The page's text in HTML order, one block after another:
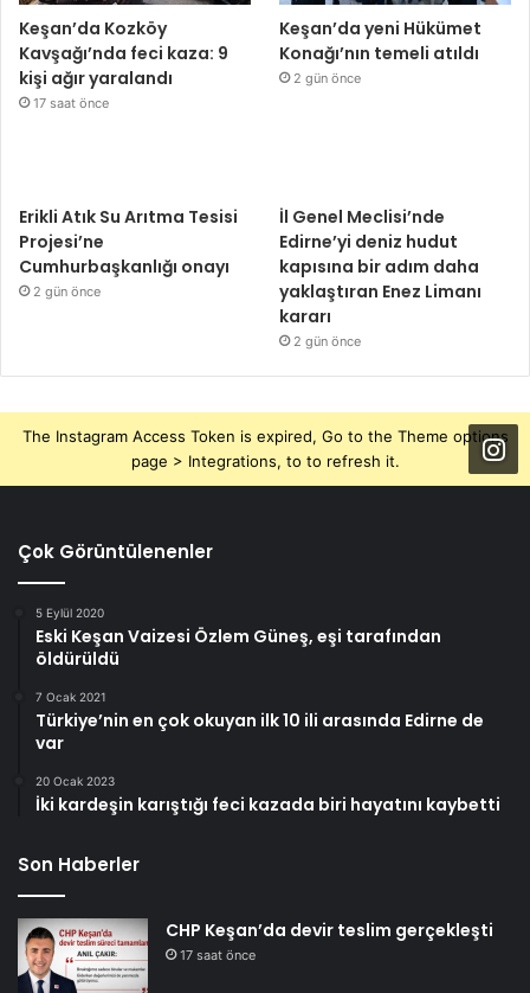
Keşan’da Kozköy
Kavşağı’nda feci kaza: 9
kişi ağır yaralandı
17 saat önce
Keşan’da yeni Hükümet
Konağı’nın temeli atıldı
2 gün önce
Erikli Atık Su Arıtma Tesisi
Projesi’ne
Cumhurbaşkanlığı onayı
2 gün önce
İl Genel Meclisi’nde
Edirne’yi deniz hudut
kapısına bir adım daha
yaklaştıran Enez Limanı
kararı
2 gün önce
The Instagram Access Token is expired, Go to the Theme options
page > Integrations, to to refresh it.
Çok Görüntülenenler
5 Eylül 2020
Eski Keşan Vaizesi Özlem Güneş, eşi tarafından
öldürüldü
7 Ocak 2021
Türkiye’nin en çok okuyan ilk 10 ili arasında Edirne de
var
20 Ocak 2023
İki kardeşin karıştığı feci kazada biri hayatını kaybetti
Son Haberler
CHP Keşan’da devir teslim gerçekleşti
17 saat önce